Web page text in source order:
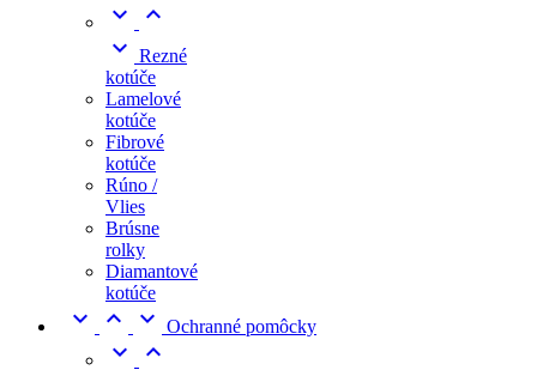


 Rezné
kotúče
Lamelové
kotúče
Fibrové
kotúče
Rúno /
Vlies
Brúsne
rolky
Diamantové
kotúče
   Ochranné pomôcky

